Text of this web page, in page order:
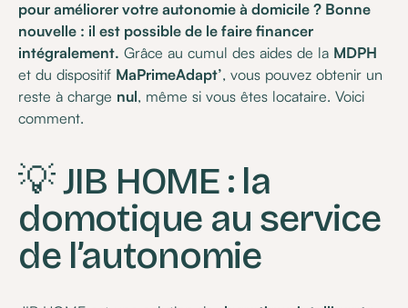
pour améliorer votre autonomie à domicile ? Bonne
nouvelle : il est possible de le faire financer
intégralement. Grâce au cumul des aides de la MDPH
et du dispositif MaPrimeAdapt’, vous pouvez obtenir un
reste à charge nul, même si vous êtes locataire. Voici
comment.
💡 JIB HOME : la
domotique au service
de l’autonomie